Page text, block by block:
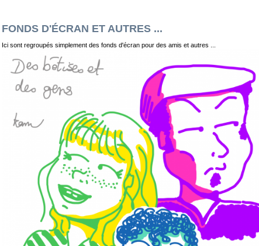
FONDS D'ÉCRAN ET AUTRES ...
Ici sont regroupés simplement des fonds d'écran pour des amis et autres ...